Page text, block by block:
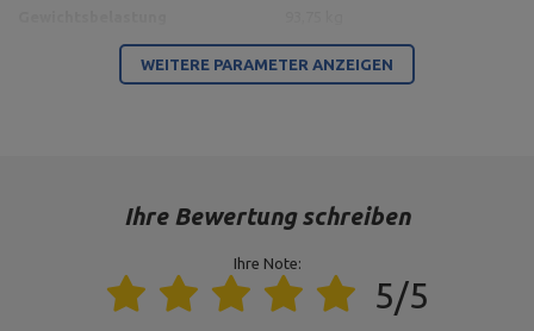
100 x 60 x 3 mm,
Rohr 60,3 x 3,2 mm,
Für dieses Produkt verantwortliche Stelle in der EU
Address:
WEITERE PARAMETER ANZEIGEN
Ihre Bewertung schreiben
Ihre Note:
5/5